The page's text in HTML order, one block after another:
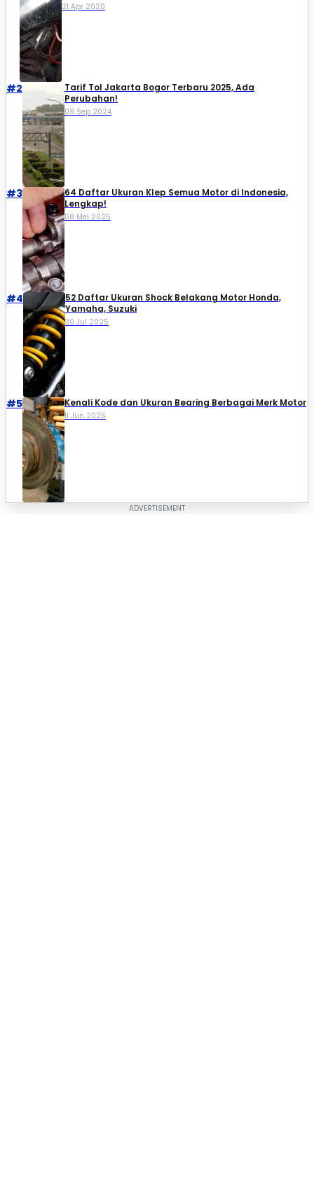
21 Apr 2020
#2
Tarif Tol Jakarta Bogor Terbaru 2025, Ada
Perubahan!
09 Sep 2024
#3
64 Daftar Ukuran Klep Semua Motor di Indonesia,
Lengkap!
08 Mei 2025
#4
52 Daftar Ukuran Shock Belakang Motor Honda,
Yamaha, Suzuki​
30 Jul 2025
#5 Kenali Kode dan Ukuran Bearing Berbagai Merk Motor
11 Jun 2025